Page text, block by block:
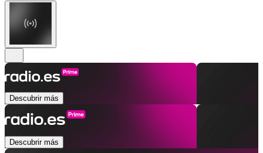
Descubrir más
Descubrir más